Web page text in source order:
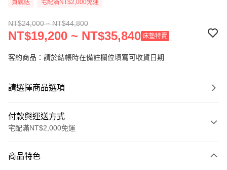
買就送 宅配滿NT$2,000免運
NT$24,000 ~ NT$44,800
NT$19,200 ~ NT$35,840 床墊特賣
客約商品：請於結帳時在備註欄位填寫可收貨日期
請選擇商品選項
付款與運送方式
宅配滿NT$2,000免運
信用卡一次付款
商品特色